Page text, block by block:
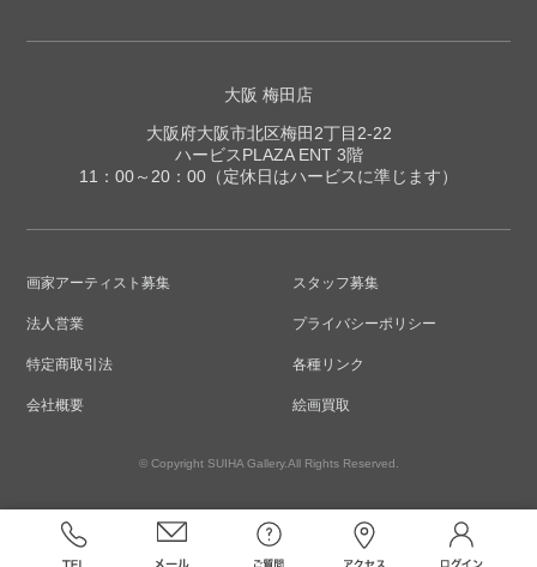
大阪 梅田店
大阪府大阪市北区梅田2丁目2-22
ハービスPLAZA ENT 3階
11：00～20：00（定休日はハービスに準じます）
画家アーティスト募集 スタッフ募集
法人営業 プライバシーポリシー
特定商取引法 各種リンク
会社概要 絵画買取
© Copyright SUIHA Gallery.All Rights Reserved.